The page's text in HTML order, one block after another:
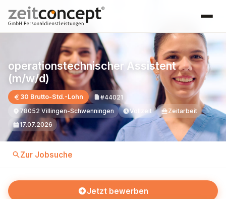
operationstechnischer Assistent
(m/w/d)
30 Brutto-Std.-Lohn
#44021
78052 Villingen-Schwenningen
Vollzeit
Zeitarbeit
17.07.2026
Zur Jobsuche
Jetzt bewerben